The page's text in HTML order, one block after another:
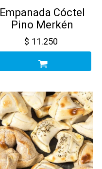
Empanada Cóctel
Pino Merkén
$ 11.250